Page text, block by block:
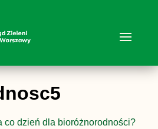
co dzień dla bioróżnorodności?